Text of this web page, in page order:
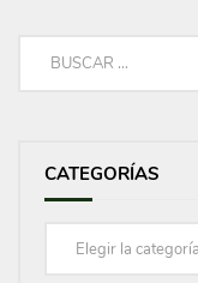
CATEGORÍAS
Categorías